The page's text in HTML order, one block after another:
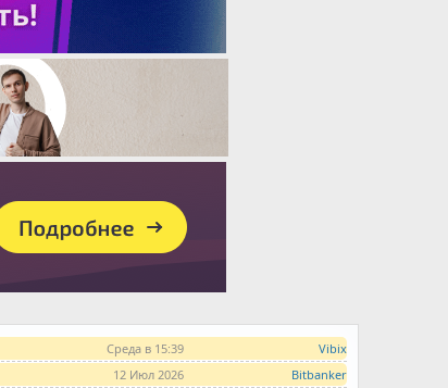
Среда в 15:39 Vibix
12 Июл 2026 Bitbanker